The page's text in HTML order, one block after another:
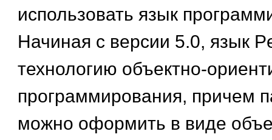
использовать язык
Начиная с версии 5.0, язык
технологию объектно-
программирования, причем
можно оформить в виде